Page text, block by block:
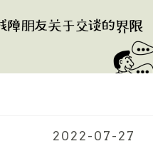
2022-07-27